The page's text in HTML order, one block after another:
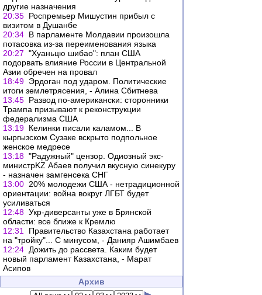
другие назначения
20:35 Роспремьер Мишустин прибыл с
визитом в Душанбе
20:34 В парламенте Молдавии произошла
потасовка из-за переименования языка
20:27 "Хуаньцю шибао": план США
подорвать влияние России в Центральной
Азии обречен на провал
18:49 Эрдоган под ударом. Политические
итоги землетрясения, - Алина Сбитнева
13:45 Развод по-американски: сторонники
Трампа призывают к реконструкции
федерализма США
13:19 Келинки писали каламом... В
кыргызском Сузаке вскрыто подпольное
женское медресе
13:18 "Радужный" цензор. Одиозный экс-
министрKZ Абаев получил вкусную синекуру
- назначен замгенсека СНГ
13:00 20% молодежи США - нетрадиционной
ориентации: война вокруг ЛГБТ будет
усиливаться
12:48 Укр-диверсанты уже в Брянской
области: все ближе к Кремлю
12:31
Правительство Казахстана работает
на "тройку"... С минусом, - Данияр Ашимбаев
12:24 Дожить до рассвета. Каким будет
новый парламент Казахстана, - Марат
Асипов
Архив